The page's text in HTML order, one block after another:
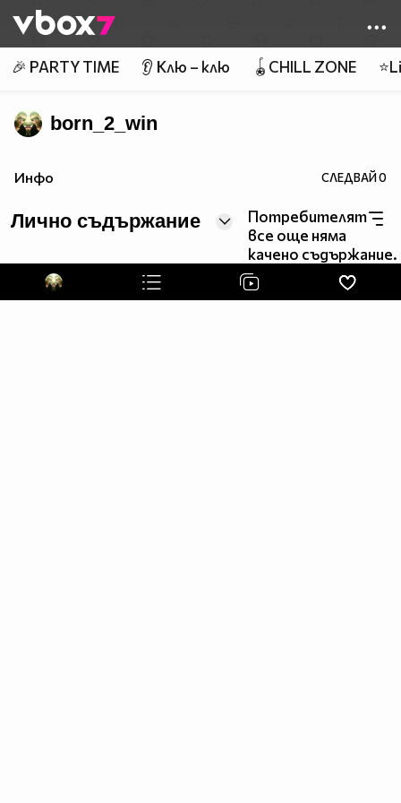
👾
🎉 PARTY TIME 👂 Клю – клю 🪀CHILL ZONE
born_2_win
Инфо СЛЕДВАЙ0
Лично съдържание
Потребителят
все още няма
качено съдържание.